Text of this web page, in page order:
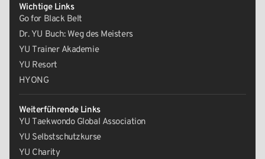
Wichtige Links
Go for Black Belt
Dr. YU Buch: Weg des Meisters
YU Trainer Akademie
YU Resort
HYONG
Weiterführende Links
YU Taekwondo Global Association
YU Selbstschutzkurse
YU Charity